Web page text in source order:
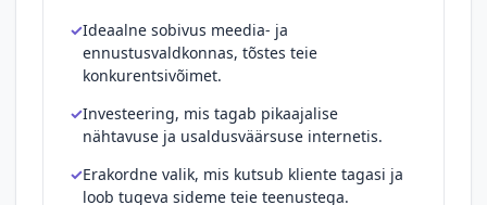
Ideaalne sobivus meedia- ja
ennustusvaldkonnas, tõstes teie
konkurentsivõimet.
Investeering, mis tagab pikaajalise
nähtavuse ja usaldusväärsuse internetis.
Erakordne valik, mis kutsub kliente tagasi ja
loob tugeva sideme teie teenustega.